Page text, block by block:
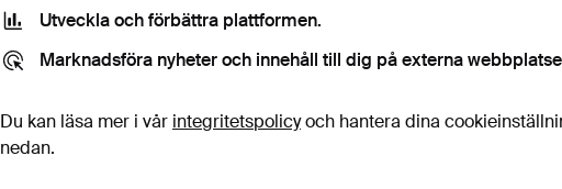
Utveckla och förbättra plattformen.
Marknadsföra nyheter och innehåll till dig på externa
Du kan läsa mer i vår integritetspolicyoch hantera dina
nedan.